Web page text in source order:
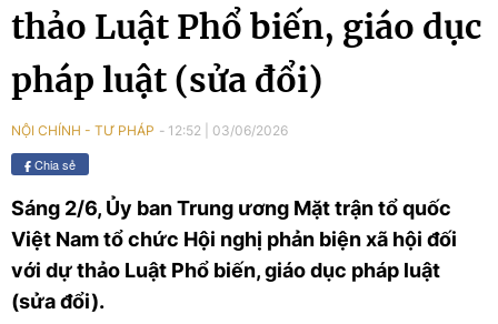
thảo Luật Phổ biến, giáo dục
pháp luật (sửa đổi)
NỘI CHÍNH - TƯ PHÁP 12:52 03/06/2026
Chia sẻ
Sáng 2/6, Ủy ban Trung ương Mặt trận tổ quốc
Việt Nam tổ chức Hội nghị phản biện xã hội đối
với dự thảo Luật Phổ biến, giáo dục pháp luật
(sửa đổi).